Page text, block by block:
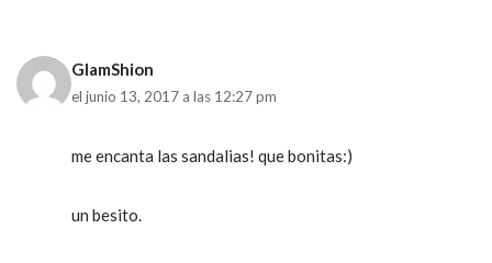
GlamShion
el junio 13, 2017 a las 12:27 pm
me encanta las sandalias! que bonitas:)
un besito.